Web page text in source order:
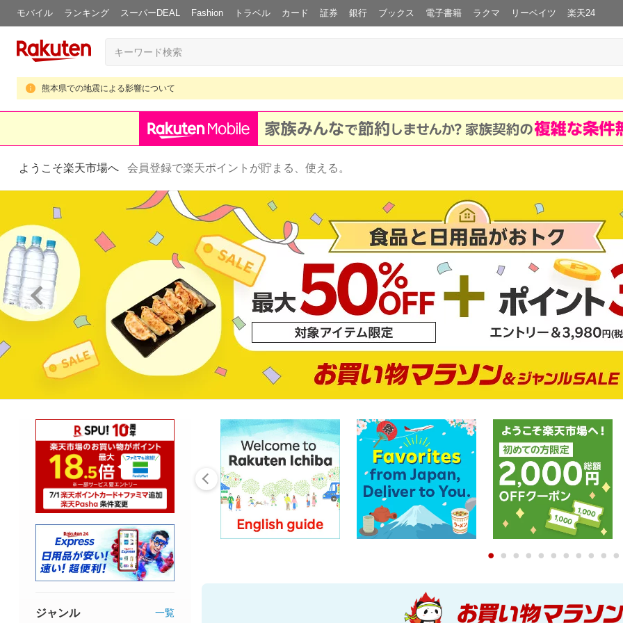
モバイル ランキング スーパーDEAL Fashion トラベル カード 証券 銀行 ブックス 電子書籍 ラクマ リーベイツ 楽天24
熊本県での地震による影響について
ようこそ楽天市場へ 会員登録で楽天ポイントが貯まる、使える。
0 1 2 3 4 5 6 7 8 9
ジャンル 一覧